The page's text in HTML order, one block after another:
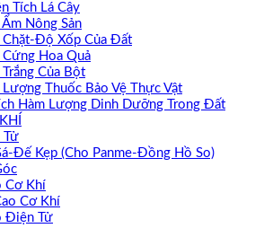
Tích Lá Cây
Nông Sản
Độ Xốp Của Đất
Hoa Quả
Của Bột
Thuốc Bảo Vệ Thực Vật
Hàm Lượng Dinh Dưỡng Trong Đất
Tử
Đế Kẹp (Cho Panme-Đồng Hồ So)
Cơ Khí
Cơ Khí
Điện Tử